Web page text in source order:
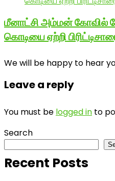
மீனாட்சி அம்மன் கோவில்
கொடியை ஏற்றி
We will be happy to hear
Leave a reply
You must be logged in to
Search
Recent Posts